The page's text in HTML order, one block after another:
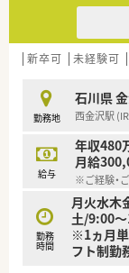
【求人情報
■これまで
ご相談可能
けられてお
■世帯主の
ど、ライフ
【こんな方
■幅広い診
ドな知識
■歴史と安
身のキャリ
■調剤業務
を通じてス
新卒可 未経験可
勤務地
石川県
西金沢駅
給与
年収480
月給
※ご経験・
勤務
時間
月火水木
土/9:00～
※1ヵ月単
フト制勤